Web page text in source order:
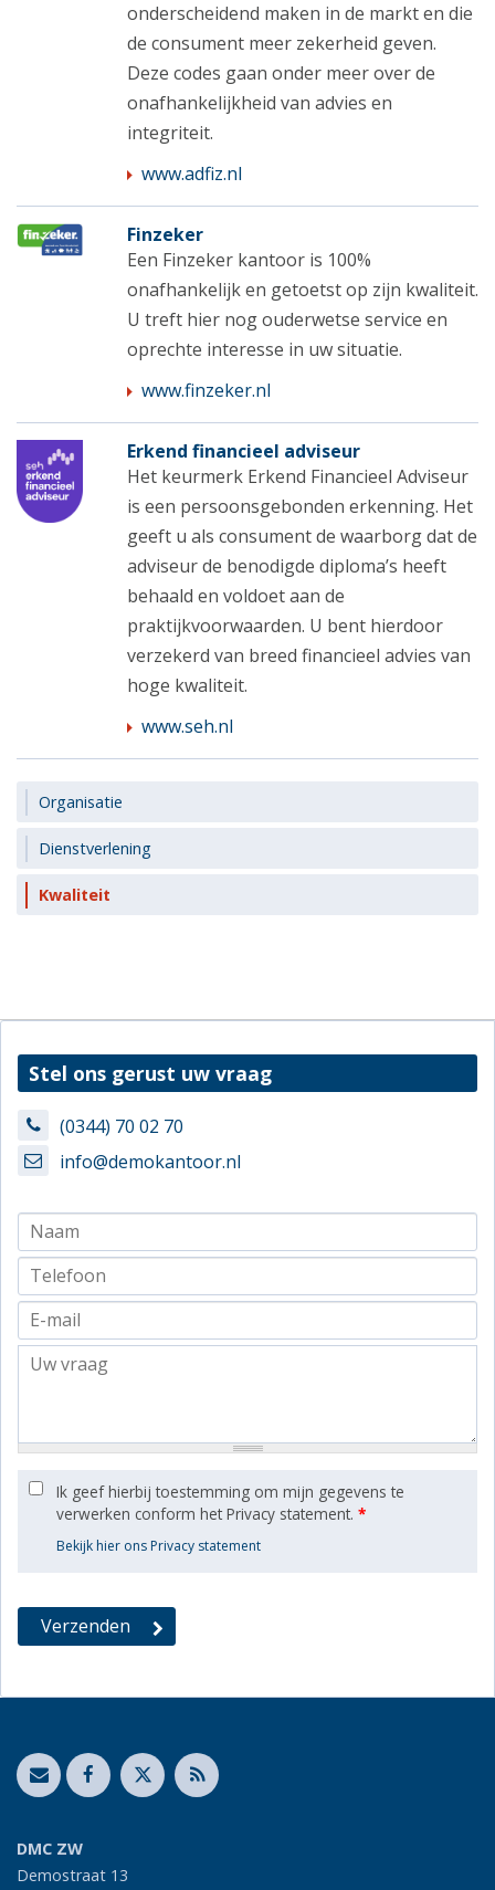
onderscheidend maken in de markt en die
de consument meer zekerheid geven.
Deze codes gaan onder meer over de
onafhankelijkheid van advies en
integriteit.
www.adfiz.nl
Finzeker
Een Finzeker kantoor is 100%
onafhankelijk en getoetst op zijn kwaliteit.
U treft hier nog ouderwetse service en
oprechte interesse in uw situatie.
www.finzeker.nl
Erkend financieel adviseur
Het keurmerk Erkend Financieel Adviseur
is een persoonsgebonden erkenning. Het
geeft u als consument de waarborg dat de
adviseur de benodigde diploma’s heeft
behaald en voldoet aan de
praktijkvoorwaarden. U bent hierdoor
verzekerd van breed financieel advies van
hoge kwaliteit.
www.seh.nl
Organisatie
Dienstverlening
Kwaliteit
Stel ons gerust uw vraag
(0344) 70 02 70
info@demokantoor.nl
Ik geef hierbij toestemming om mijn gegevens te
verwerken conform het Privacy statement. *
Bekijk hier ons Privacy statement
DMC ZW
Demostraat 13